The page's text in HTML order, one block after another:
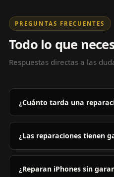
PREGUNTAS FRECUENTES
Todo lo que
Respuestas directas a las
¿Cuánto tarda una
¿Las reparaciones tienen
¿Reparan iPhones sin